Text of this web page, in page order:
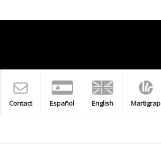
DEUX PIÈCES LAITON POUR COMPTEUR
F-F
M-M
Contact Español English Martigrap